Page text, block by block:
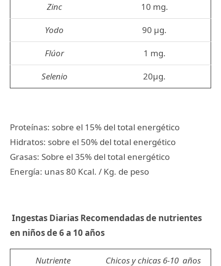
Zinc 10 mg.
Yodo 90 µg.
Flúor 1 mg.
Selenio 20µg.
Proteínas: sobre el 15% del total energético
Hidratos: sobre el 50% del total energético
Grasas: Sobre el 35% del total energético
Energía: unas 80 Kcal. / Kg. de peso
Ingestas Diarias Recomendadas de nutrientes
en niños de 6 a 10 años
Nutriente Chicos y chicas 6-10 años